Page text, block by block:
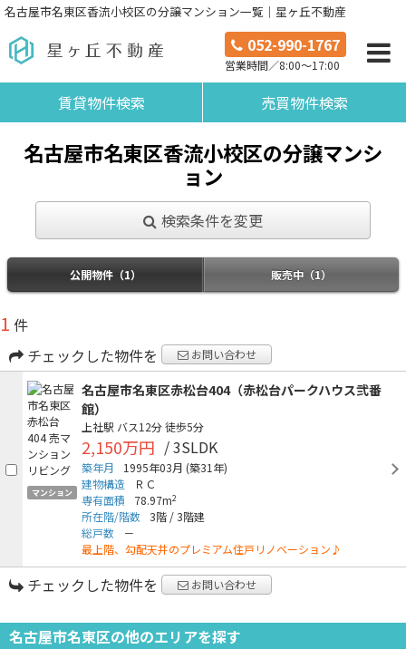
名古屋市名東区香流小校区の分譲マンション一覧｜星ヶ丘不動産
052-990-1767
営業時間／8:00～17:00
賃貸物件検索 売買物件検索
名古屋市名東区香流小校区の分譲マンシ
ョン
検索条件を変更
公開物件（1） 販売中（1）
1 件
チェックした物件を
お問い合わせ
マンション
名古屋市名東区赤松台404（赤松台パークハウス弐番
館）
上社駅 バス12分徒歩5分
2,150万円 / 3SLDK
築年月 1995年03月 (築31年)
建物構造
ＲＣ
専有面積
78.97m2
所在階/階数 3階 /3階建
総戸数
－
最上階、勾配天井のプレミアム住戸リノベーション♪
チェックした物件を お問い合わせ
名古屋市名東区の他のエリアを探す